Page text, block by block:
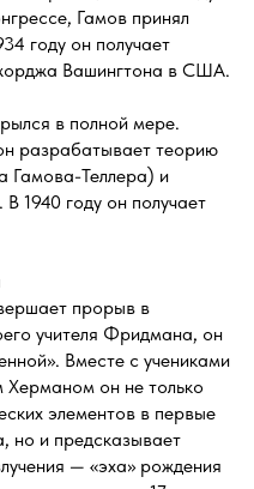
Гамов принял
году он получает
Вашингтона в США.
в полной мере.
разрабатывает теорию
Гамова-Теллера) и
1940 году он получает
прорыв в
учителя Фридмана, он
Вместе с учениками
он не только
элементов в первые
но и предсказывает
— «эха» рождения